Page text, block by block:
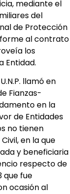
mediante el
del
de Protección
al contrato
los
Entidad.
llamó en
Fianzas-
en la
de Entidades
no tienen
en la que
y beneficiaria
respecto de
que fue
ocasión al